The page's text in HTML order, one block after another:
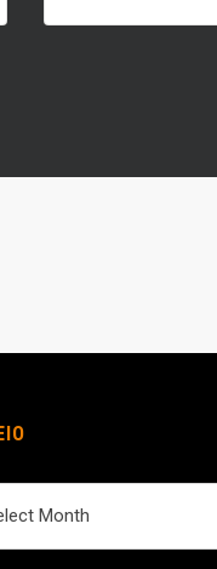
Month